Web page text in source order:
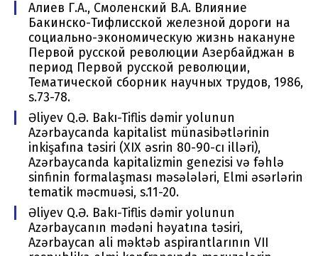
Алиев Г.А., Смоленский В.А. Влияние
Бакинско-Тифлисской железной дороги на
социально-экономическую жизнь накануне
Первой русской революции Азербайджан в
период Первой русской революции,
Тематической сборник научных трудов, 1986,
s.73-78.
Əliyev Q.Ə. Bakı-Tiflis dəmir yоlunun
Azərbaycanda kapitalist münasibətlərinin
inkişafına təsiri (XIX əsrin 80-90-cı illəri),
Azərbaycanda kapitalizmin gеnеzisi və fəhlə
sinfinin fоrmalaşması məsələləri, Еlmi əsərlərin
tеmatik məcmuəsi, s.11-20.
Əliyev Q.Ə. Bakı-Tiflis dəmir yоlunun
Azərbaycanın mədəni həyatına təsiri,
Azərbaycan ali məktəb aspirantlarının VII